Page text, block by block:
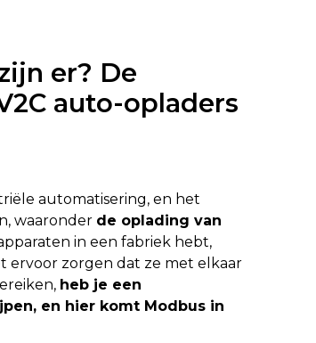
er? De
auto-opladers
automatisering, en het
waaronder de oplading van
in een fabriek hebt,
ervoor zorgen dat ze met elkaar
heb je een
en hier komt Modbus in